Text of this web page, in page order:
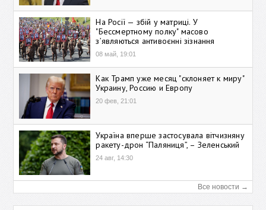
На Росії — збій у матриці. У
"Бессмертному полку" масово
зʼявляються антивоєнні зізнання
08 май, 19:01
Как Трамп уже месяц "склоняет к миру"
Украину, Россию и Европу
20 фев, 21:01
Україна вперше застосувала вітчизняну
ракету-дрон “Паляниця”, – Зеленський
24 авг, 14:30
Все новости →